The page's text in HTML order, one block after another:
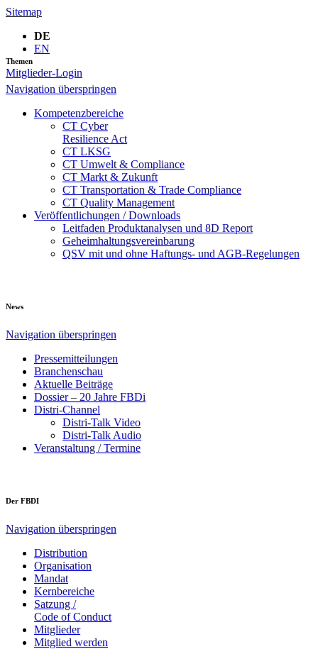
Sitemap
DE
EN
Mitglieder-Login
Themen
Navigation überspringen
Kompetenzbereiche
CT Cyber
Resilience Act
CT LKSG
CT Umwelt & Compliance
CT Markt & Zukunft
CT Transportation & Trade Compliance
CT Quality Management
Veröffentlichungen / Downloads
Leitfaden Produktanalysen und 8D Report
Geheimhaltungsverein­barung
QSV mit und ohne Haftungs- und AGB-Regelungen
News
Navigation überspringen
Pressemitteilungen
Branchenschau
Aktuelle Beiträge
Dossier – 20 Jahre FBDi
Distri-Channel
Distri-Talk Video
Distri-Talk Audio
Veranstaltung / Termine
Der FBDI
Navigation überspringen
Distribution
Organisation
Mandat
Kernbereiche
Satzung /
Code of Conduct
Mitglieder
Mitglied werden